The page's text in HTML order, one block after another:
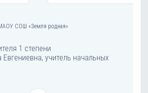
МАОУ СОШ «Земля родная»
1 степени
Евгениевна, учитель начальных